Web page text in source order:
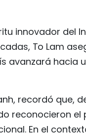
innovador del
To Lam
avanzará hacia
recordó que,
reconocieron el
En el